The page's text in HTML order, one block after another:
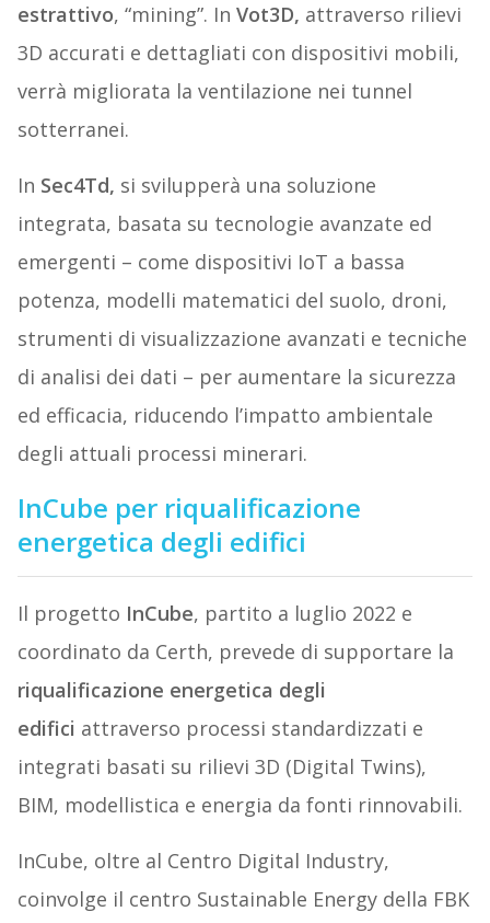
estrattivo, “mining”. In Vot3D, attraverso rilievi
3D accurati e dettagliati con dispositivi mobili,
verrà migliorata la ventilazione nei tunnel
sotterranei.
In Sec4Td, si svilupperà una soluzione
integrata, basata su tecnologie avanzate ed
emergenti – come dispositivi IoT a bassa
potenza, modelli matematici del suolo, droni,
strumenti di visualizzazione avanzati e tecniche
di analisi dei dati – per aumentare la sicurezza
ed efficacia, riducendo l’impatto ambientale
degli attuali processi minerari.
InCube per riqualificazione
energetica degli edifici
Il progetto InCube, partito a luglio 2022 e
coordinato da Certh, prevede di supportare la
riqualificazione energetica degli
edifici attraverso processi standardizzati e
integrati basati su rilievi 3D (Digital Twins),
BIM, modellistica e energia da fonti rinnovabili.
InCube, oltre al Centro Digital Industry,
coinvolge il centro Sustainable Energy della FBK